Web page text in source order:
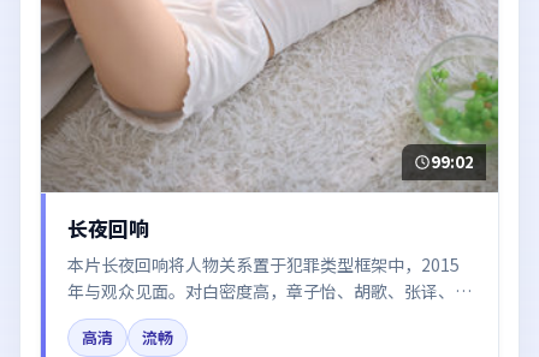
99:02
长夜回响
本片长夜回响将人物关系置于犯罪类型框架中，2015
年与观众见面。对白密度高，章子怡、胡歌、张译、咏
梅、于和伟的台词节奏值得关注；整体气质偏泰国都市
与冷色调摄影。
高清
流畅